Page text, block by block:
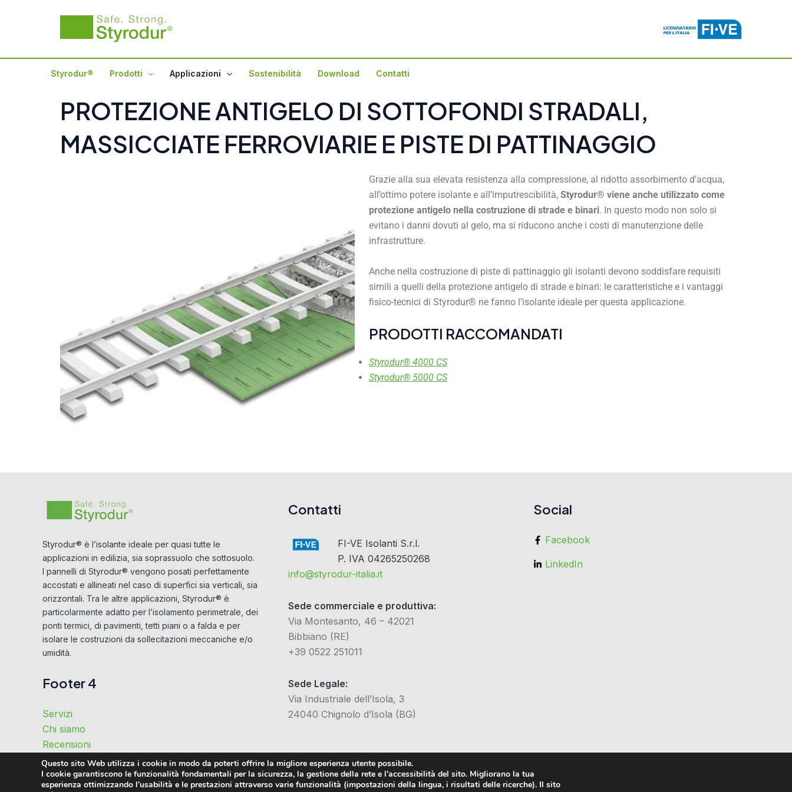
Styrodur® Prodotti Applicazioni Sostenibilità Download Contatti
PROTEZIONE ANTIGELO DI SOTTOFONDI STRADALI,
MASSICCIATE FERROVIARIE E PISTE DI PATTINAGGIO
Grazie alla sua elevata resistenza alla compressione, al ridotto assorbimento d’acqua,
all’ottimo potere isolante e all’imputrescibilità, Styrodur® viene anche utilizzato come
protezione antigelo nella costruzione di strade e binari. In questo modo non solo si
evitano i danni dovuti al gelo, ma si riducono anche i costi di manutenzione delle
infrastrutture.
Anche nella costruzione di piste di pattinaggio gli isolanti devono soddisfare requisiti
simili a quelli della protezione antigelo di strade e binari: le caratteristiche e i vantaggi
fisico-tecnici di Styrodur® ne fanno l’isolante ideale per questa applicazione.
PRODOTTI RACCOMANDATI
Styrodur® 4000 CS
Styrodur® 5000 CS
Styrodur® è l’isolante ideale per quasi tutte le
applicazioni in edilizia, sia soprassuolo che sottosuolo.
I pannelli di Styrodur® vengono posati perfettamente
accostati e allineati nel caso di superfici sia verticali, sia
orizzontali. Tra le altre applicazioni, Styrodur® è
particolarmente adatto per l’isolamento perimetrale, dei
ponti termici, di pavimenti, tetti piani o a falda e per
isolare le costruzioni da sollecitazioni meccaniche e/o
umidità.
Footer 4
Servizi
Chi siamo
Recensioni
Perché noi
Contatti
Contatti
FI-VE Isolanti S.r.l.
P. IVA 04265250268
info@styrodur-italia.it
Sede commerciale e produttiva:
Via Montesanto, 46 – 42021
Bibbiano (RE)
+39 0522 251011
Sede Legale:
Via Industriale dell’Isola, 3
24040 Chignolo d’Isola (BG)
Social
Facebook
LinkedIn
Questo sito Web utilizza i cookie in modo da poterti offrire la migliore esperienza utente possibile.
I cookie garantiscono le funzionalità fondamentali per la sicurezza, la gestione della rete e l’accessibilità del sito. Migliorano la tua
esperienza ottimizzando l’usabilità e le prestazioni attraverso varie funzionalità (impostazioni della lingua, i risultati delle ricerche). Il sito